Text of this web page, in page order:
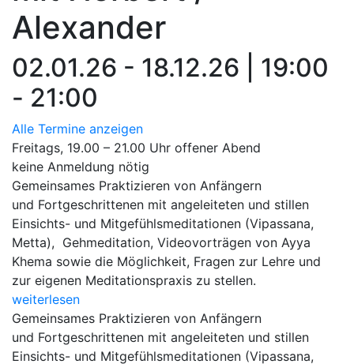
Alexander
02.01.26 - 18.12.26 | 19:00
- 21:00
Alle Termine anzeigen
Freitags, 19.00 – 21.00 Uhr offener Abend
keine Anmeldung nötig
Gemeinsames Praktizieren von Anfängern
und Fortgeschrittenen mit angeleiteten und stillen
Einsichts- und Mitgefühlsmeditationen (Vipassana,
Metta), Gehmeditation, Videovorträgen von Ayya
Khema sowie die Möglichkeit, Fragen zur Lehre und
zur eigenen Meditationspraxis zu stellen.
weiterlesen
Gemeinsames Praktizieren von Anfängern
und Fortgeschrittenen mit angeleiteten und stillen
Einsichts- und Mitgefühlsmeditationen (Vipassana,